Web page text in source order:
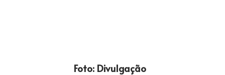
Foto: Divulgação